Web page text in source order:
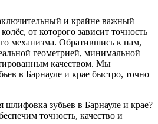
и крайне важный
от которого зависит точность
механизма. Обратившись к нам,
геометрией, минимальной
качеством. Мы
в Барнауле и крае быстро, точно
зубьев в Барнауле и крае?
точность, качество и